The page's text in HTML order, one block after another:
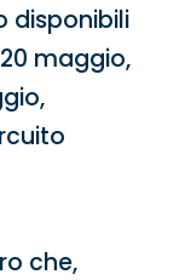
disponibili
maggio,
che,